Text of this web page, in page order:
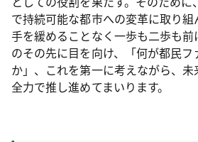
で持続可能な都市への変革に取り
手を緩めることなく一歩も二歩も
のその先に目を向け、「何が都民フ
か」、これを第一に考えながら、
全力で推し進めてまいります。